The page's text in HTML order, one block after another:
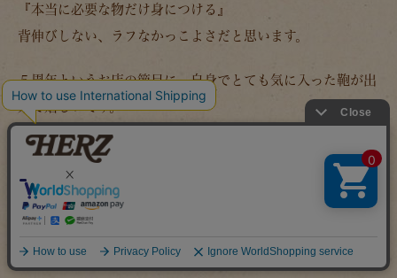
『本当に必要な物だけ身につける』
背伸びしない、ラフなかっこよさだと思います。
５周年というお店の節目に、自身でとても気に入った鞄が出
来て嬉しいです。
そして、誰かの毎日に、かかせない鞄になってくれたらな、
と思います。
是非ともお手にとって、見てみて下さい！＾＾
発売は11月10日(金)11：00～となっております。